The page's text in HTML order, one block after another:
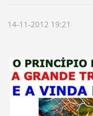
14-11-2012 19:21